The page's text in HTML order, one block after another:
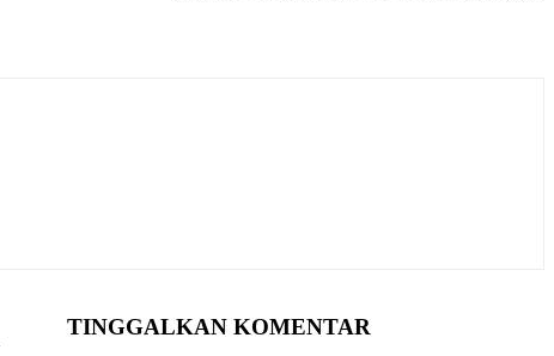
TINGGALKAN KOMENTAR